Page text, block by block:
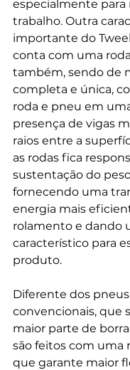
especialmente para
trabalho. Outra
importante do
conta com uma
também, sendo de
completa e única,
roda e pneu em
presença de vigas
raios entre a
as rodas fica
sustentação do
fornecendo uma
energia mais
rolamento e dando
característico para
produto.
Diferente dos pneus
convencionais, que
maior parte de
são feitos com uma
que garante maior